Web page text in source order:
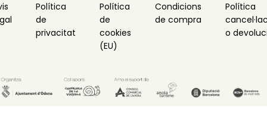
Política
de
privacitat
Política
de
cookies
(EU)
Condicions
de compra
Política
o